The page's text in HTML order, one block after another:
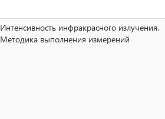
Интенсивность инфракрасного излучения.
Методика выполнения измерений